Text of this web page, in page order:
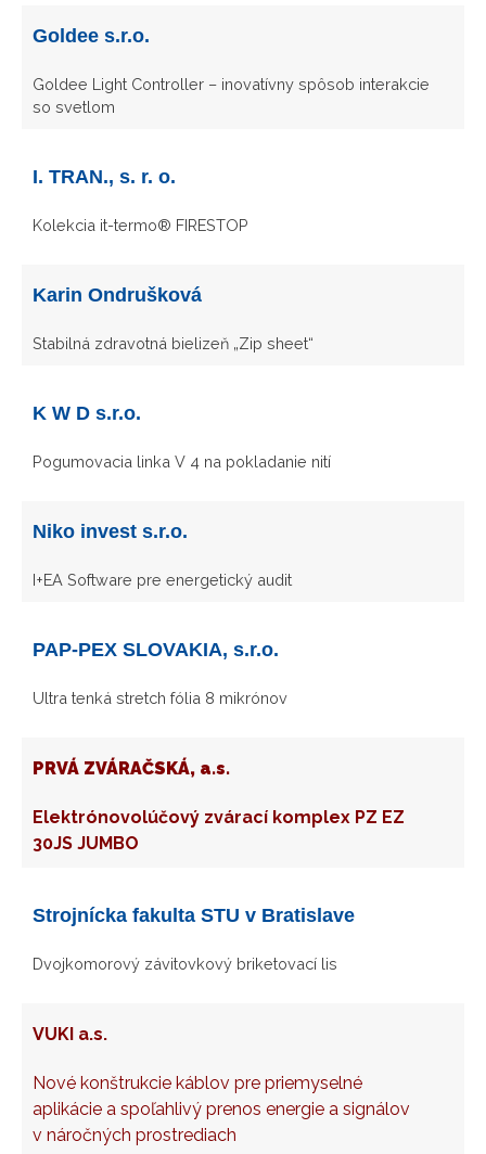
Goldee s.r.o.
Goldee Light Controller – inovatívny spôsob interakcie
so svetlom
I. TRAN., s. r. o.
Kolekcia it-termo® FIRESTOP
Karin Ondrušková
Stabilná zdravotná bielizeň „Zip sheet“
K W D s.r.o.
Pogumovacia linka V 4 na pokladanie nití
Niko invest s.r.o.
I+EA Software pre energetický audit
PAP-PEX SLOVAKIA, s.r.o.
Ultra tenká stretch fólia 8 mikrónov
PRVÁ ZVÁRAČSKÁ, a.s.
Elektrónovolúčový zvárací komplex PZ EZ
30JS JUMBO
Strojnícka fakulta STU v Bratislave
Dvojkomorový závitovkový briketovací lis
VUKI a.s.
Nové konštrukcie káblov pre priemyselné
aplikácie a spoľahlivý prenos energie a signálov
v náročných prostrediach